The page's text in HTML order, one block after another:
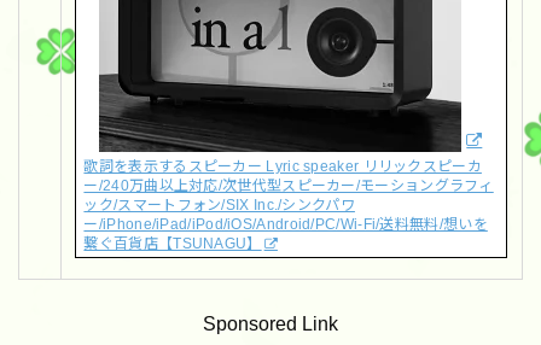
歌詞を表示するスピーカー Lyric speaker リリックスピーカ
ー/240万曲以上対応/次世代型スピーカー/モーショングラフィ
ック/スマートフォン/SIX Inc./シンクパワ
ー/iPhone/iPad/iPod/iOS/Android/PC/Wi-Fi/送料無料/想いを
繋ぐ百貨店【TSUNAGU】
Sponsored Link